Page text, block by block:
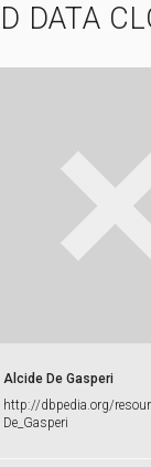
DATA
Alcide De Gasperi
http:​/​/​dbpedia.​org/​
De_​Gasperi